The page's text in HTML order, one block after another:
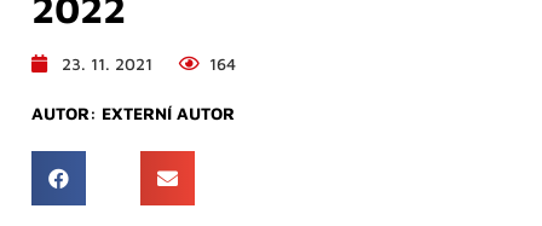
23. 11. 2021 164
AUTOR: EXTERNÍ AUTOR